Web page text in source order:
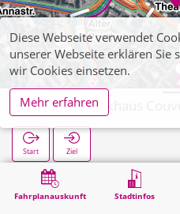
Fahrplanauskunft Stadtinfos
Start Ziel
Mobilität APAG-Parkhäuser Aachen.
Diese Webseite verwendet
unserer Webseite erklären Sie
wir Cookies einsetzen.
Mehr erfahren